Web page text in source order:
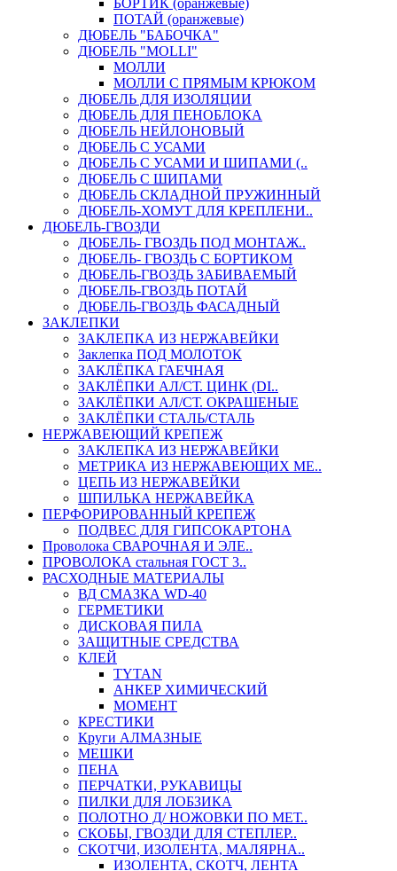
БОРТИК (оранжевые)
ПОТАЙ (оранжевые)
ДЮБЕЛЬ "БАБОЧКА"
ДЮБЕЛЬ "МOLLI"
МОЛЛИ
МОЛЛИ С ПРЯМЫМ КРЮКОМ
ДЮБЕЛЬ ДЛЯ ИЗОЛЯЦИИ
ДЮБЕЛЬ ДЛЯ ПЕНОБЛОКА
ДЮБЕЛЬ НЕЙЛОНОВЫЙ
ДЮБЕЛЬ С УСАМИ
ДЮБЕЛЬ С УСАМИ И ШИПАМИ (..
ДЮБЕЛЬ С ШИПАМИ
ДЮБЕЛЬ СКЛАДНОЙ ПРУЖИННЫЙ
ДЮБЕЛЬ-ХОМУТ ДЛЯ КРЕПЛЕНИ..
ДЮБЕЛЬ-ГВОЗДИ
ДЮБЕЛЬ- ГВОЗДЬ ПОД МОНТАЖ..
ДЮБЕЛЬ- ГВОЗДЬ С БОРТИКОМ
ДЮБЕЛЬ-ГВОЗДЬ ЗАБИВАЕМЫЙ
ДЮБЕЛЬ-ГВОЗДЬ ПОТАЙ
ДЮБЕЛЬ-ГВОЗДЬ ФАСАДНЫЙ
ЗАКЛЕПКИ
ЗАКЛЕПКА ИЗ НЕРЖАВЕЙКИ
Заклепка ПОД МОЛОТОК
ЗАКЛЁПКА ГАЕЧНАЯ
ЗАКЛЁПКИ АЛ/СТ. ЦИНК (DI..
ЗАКЛЁПКИ АЛ/СТ. ОКРАШЕНЫЕ
ЗАКЛЁПКИ СТАЛЬ/СТАЛЬ
НЕРЖАВЕЮЩИЙ КРЕПЕЖ
ЗАКЛЕПКА ИЗ НЕРЖАВЕЙКИ
МЕТРИКА ИЗ НЕРЖАВЕЮЩИХ МЕ..
ЦЕПЬ ИЗ НЕРЖАВЕЙКИ
ШПИЛЬКА НЕРЖАВЕЙКА
ПЕРФОРИРОВАННЫЙ КРЕПЕЖ
ПОДВЕС ДЛЯ ГИПСОКАРТОНА
Проволока СВАРОЧНАЯ И ЭЛЕ..
ПРОВОЛОКА стальная ГОСТ 3..
РАСХОДНЫЕ МАТЕРИАЛЫ
ВД СМАЗКА WD-40
ГЕРМЕТИКИ
ДИСКОВАЯ ПИЛА
ЗАЩИТНЫЕ СРЕДСТВА
КЛЕЙ
TYTAN
АНКЕР ХИМИЧЕСКИЙ
МОМЕНТ
КРЕСТИКИ
Круги АЛМАЗНЫЕ
МЕШКИ
ПЕНА
ПЕРЧАТКИ, РУКАВИЦЫ
ПИЛКИ ДЛЯ ЛОБЗИКА
ПОЛОТНО Д/ НОЖОВКИ ПО МЕТ..
СКОБЫ, ГВОЗДИ ДЛЯ СТЕПЛЕР..
СКОТЧИ, ИЗОЛЕНТА, МАЛЯРНА..
ИЗОЛЕНТА, СКОТЧ, ЛЕНТА